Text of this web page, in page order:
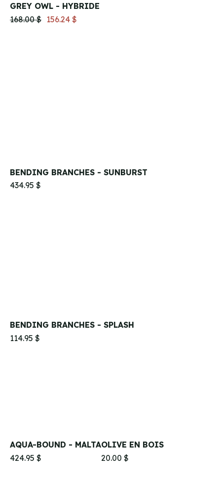
GREY OWL - HYBRIDE
168.00 $ 156.24 $
BENDING BRANCHES - SUNBURST
434.95 $
BENDING BRANCHES - SPLASH
114.95 $
AQUA-BOUND - MALTA
424.95 $
OLIVE EN BOIS
20.00 $